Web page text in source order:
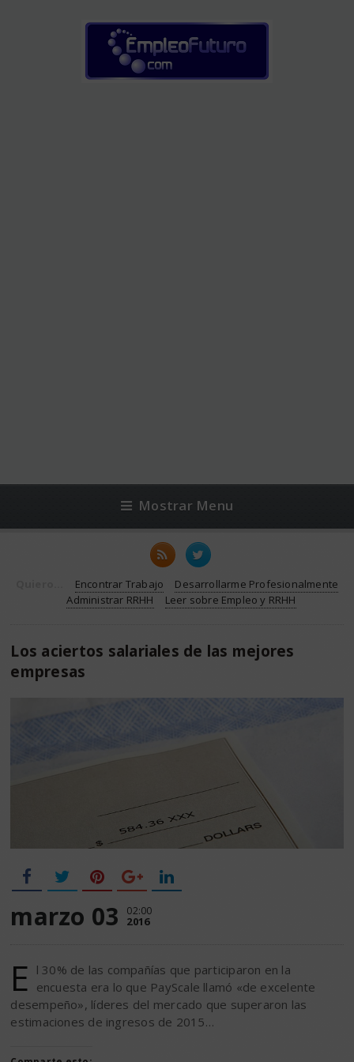
Mostrar Menu
Encontrar Trabajo
Desarrollarme Profesionalmente
Administrar RRHH
Leer sobre Empleo y RRHH
Los aciertos salariales de las mejores
empresas
marzo 03 02:00
2016
E l 30% de las compañías que participaron en la
encuesta era lo que PayScale llamó «de excelente
desempeño», líderes del mercado que superaron las
estimaciones de ingresos de 2015…